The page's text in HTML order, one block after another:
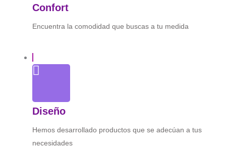
Confort
Encuentra la comodidad que buscas a tu medida
Diseño
Hemos desarrollado productos que se adecúan a tus
necesidades